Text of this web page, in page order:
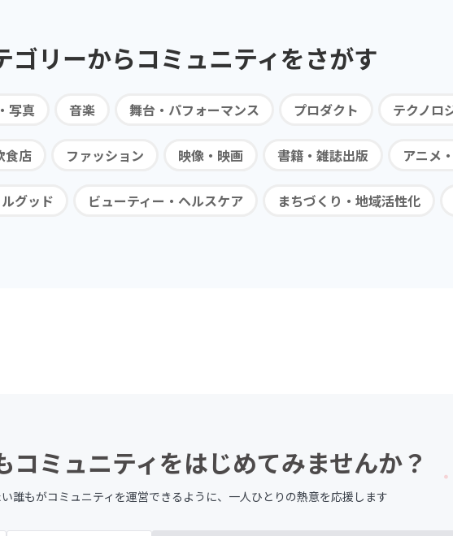
ゴリーからコミュニティをさがす
写真 音楽 舞台・パフォーマンス プロダクト テクノロ
食店 ファッション 映像・映画 書籍・雑誌出版 アニメ
グッド ビューティー・ヘルスケア まちづくり・地域活性化
コミュニティをはじめてみませんか？
誰もがコミュニティを運営できるように、 一人ひとりの熱意を応援します